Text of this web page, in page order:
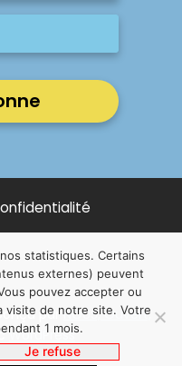
parNOUS, Ouvert,
WordPress
statistiques. Certains
externes) peuvent
pouvez accepter ou
visite de notre site. Votre
1 mois.
Je refuse